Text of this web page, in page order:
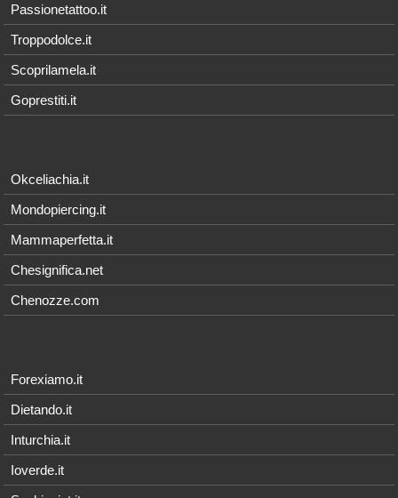
Passionetattoo.it
Troppodolce.it
Scoprilamela.it
Goprestiti.it
Okceliachia.it
Mondopiercing.it
Mammaperfetta.it
Chesignifica.net
Chenozze.com
Forexiamo.it
Dietando.it
Inturchia.it
Ioverde.it